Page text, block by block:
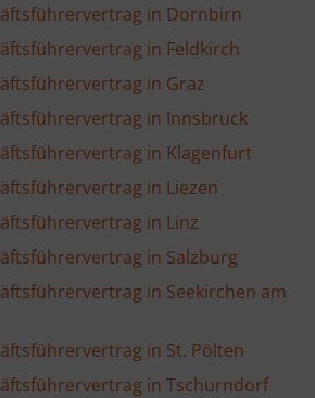
in Dornbirn
in Feldkirch
in Graz
in Innsbruck
in Klagenfurt
in Liezen
in Linz
in Salzburg
in Seekirchen am
in St. Pölten
in Tschurndorf